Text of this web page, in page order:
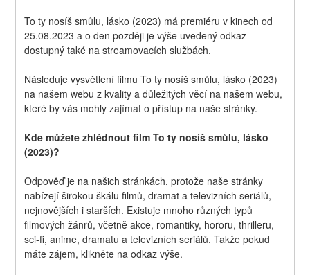
To ty nosíš smůlu, lásko (2023) má premiéru v kinech od
25.08.2023 a o den později je výše uvedený odkaz
dostupný také na streamovacích službách.
Následuje vysvětlení filmu To ty nosíš smůlu, lásko (2023)
na našem webu z kvality a důležitých věcí na našem webu,
které by vás mohly zajímat o přístup na naše stránky.
Kde můžete zhlédnout film To ty nosíš smůlu, lásko
(2023)?
Odpověď je na našich stránkách, protože naše stránky
nabízejí širokou škálu filmů, dramat a televizních seriálů,
nejnovějších i starších. Existuje mnoho různých typů
filmových žánrů, včetně akce, romantiky, hororu, thrilleru,
sci-fi, anime, dramatu a televizních seriálů. Takže pokud
máte zájem, klikněte na odkaz výše.